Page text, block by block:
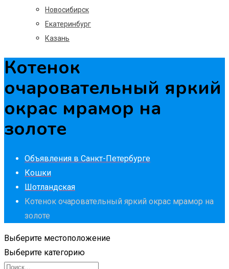
Новосибирск
Екатеринбург
Казань
Котенок
очаровательный яркий
окрас мрамор на
золоте
Объявления в Санкт-Петербурге
Кошки
Шотландская
Котенок очаровательный яркий окрас мрамор на
золоте
Выберите местоположение
Выберите категорию